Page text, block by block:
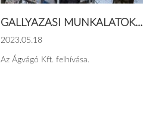
GALLYAZÁSI MUNKÁLATOK...
2023.05.18
Az Ágvágó Kft. felhívása.